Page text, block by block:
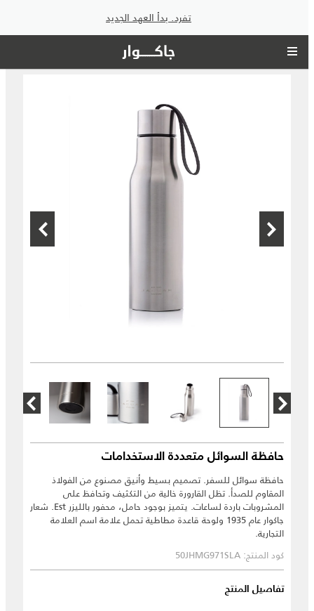
تفرد. بدأ العهد الجديد
حافظة السوائل متعددة الاستخدامات
حافظة سوائل للسفر. تصميم بسيط وأنيق مصنوع من الفولاذ
المقاوم للصدأ. تظل القارورة خالية من التكثيف وتحافظ على
المشروبات باردة لساعات. يتميز بوجود حامل، محفور بالليزر Est. شعار
جاكوار عام 1935 ولوحة قاعدة مطاطية تحمل علامة اسم العلامة
التجارية.
كود المنتج: 50JHMG971SLA
تفاصيل المنتج